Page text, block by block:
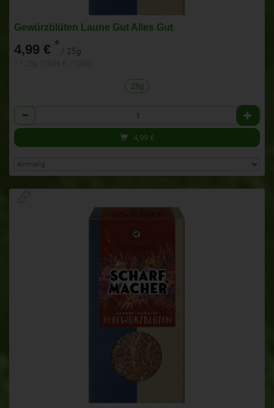
Gewürzblüten Laune Gut Alles Gut
4,99 € * / 25g
25g
Anzahl
4,99 €